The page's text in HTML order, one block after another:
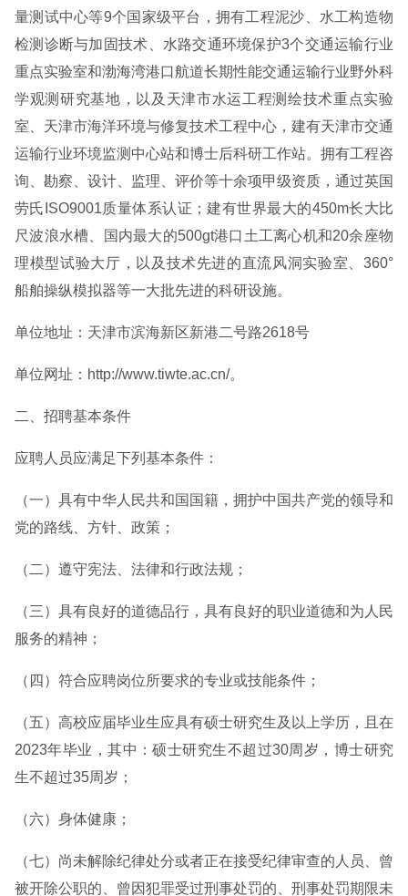
量测试中心等9个国家级平台，拥有工程泥沙、水工构造物
检测诊断与加固技术、水路交通环境保护3个交通运输行业
重点实验室和渤海湾港口航道长期性能交通运输行业野外科
学观测研究基地，以及天津市水运工程测绘技术重点实验
室、天津市海洋环境与修复技术工程中心，建有天津市交通
运输行业环境监测中心站和博士后科研工作站。拥有工程咨
询、勘察、设计、监理、评价等十余项甲级资质，通过英国
劳氏ISO9001质量体系认证；建有世界最大的450m长大比
尺波浪水槽、国内最大的500gt港口土工离心机和20余座物
理模型试验大厅，以及技术先进的直流风洞实验室、360°
船舶操纵模拟器等一大批先进的科研设施。
单位地址：天津市滨海新区新港二号路2618号
单位网址：http://www.tiwte.ac.cn/。
二、招聘基本条件
应聘人员应满足下列基本条件：
（一）具有中华人民共和国国籍，拥护中国共产党的领导和
党的路线、方针、政策；
（二）遵守宪法、法律和行政法规；
（三）具有良好的道德品行，具有良好的职业道德和为人民
服务的精神；
（四）符合应聘岗位所要求的专业或技能条件；
（五）高校应届毕业生应具有硕士研究生及以上学历，且在
2023年毕业，其中：硕士研究生不超过30周岁，博士研究
生不超过35周岁；
（六）身体健康；
（七）尚未解除纪律处分或者正在接受纪律审查的人员、曾
被开除公职的、曾因犯罪受过刑事处罚的、刑事处罚期限未